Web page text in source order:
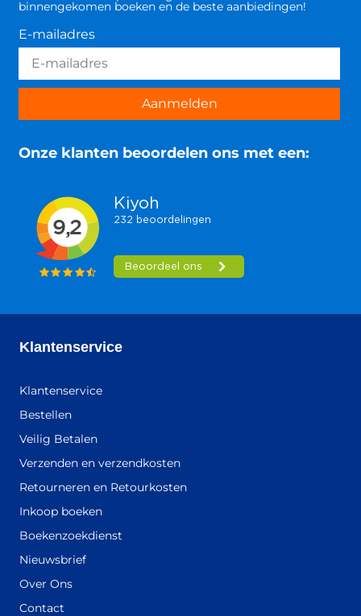
binnengekomen boeken en de beste aanbiedingen!
E-mailadres
Aanmelden
Onze klanten beoordelen ons met een:
Klantenservice
Klantenservice
Bestellen
Veilig Betalen
Verzenden en verzendkosten
Retourneren en Retourkosten
Inkoop boeken
Boekenzoekdienst
Nieuwsbrief
Over Ons
Contact